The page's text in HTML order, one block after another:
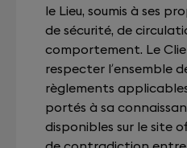
le Lieu, soumis à ses
de sécurité, de
comportement. Le
respecter l’ensemble
règlements
portés à sa
disponibles sur le site